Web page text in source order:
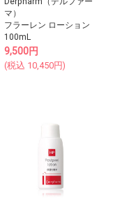
マ）
フラーレン ローション
100mL
9,500円
(税込 10,450円)